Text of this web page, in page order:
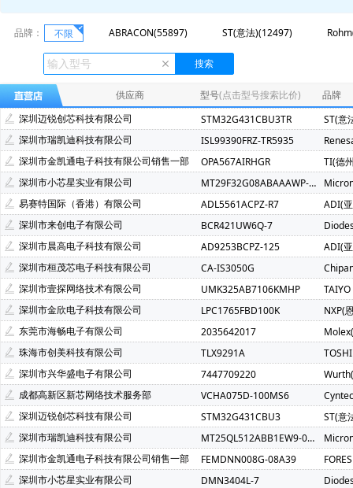
品牌： 不限 ABRACON(55897) ST(意法)(12497)
Ecliptek(507)
TOSHIBA(东芝)(400)
XLSEMI(芯龙)(185)
Renesas(瑞萨)(162)
Mindmotion(灵动微)(72)
JST(日压)(70)
Cyntec(乾坤
Infineon(英飞凌)(49)
Hisilicon(海思)(40)
Cachip(锦锐
SGMICRO(圣邦微)(34)
Cypress(赛普拉斯)(31)
Brightking(台湾君耀)(22)
MotorComm(裕太微)(22)
SILICON LABS(芯科)(20)
RUNIC(润石)(19)
Chiplntelli(
LOWPOWER(微源半导体)(14)
HED(华大电子)(13)
X-
XILINX(赛灵思)(10)
Nuvoton(新唐)(9)
WALTER(华德)(9)
SAMSUNG(三星)(7)
BERYL(绿宝石)(7)
ORIENTAL
YXC(扬兴晶振)(5)
STE(松田)(5)
Geehy(珠海极海)(5)
Wayon(上海维安)(3)
Maxlinear(迈凌)(3)
Qorvo(威讯联
Chinamobile(中移物联网)(3)
BYD(比亚迪)(3)
HDSC(华
fangtek(方泰)(2)
KINETIC(芯凯)(2)
Littelfuse(力特)(2)
TXC(晶技)(2)
e2v technologies(2)
Astrodyne TDI
Joulwatt(杰华特)(2)
SOUTHCHIP(南芯)(2)
CXMT(长鑫
Atmel(爱特梅尔)(1)
Avago(安华高)(1)
BELLING(上海贝
C&K Components(1)
Everest-semi(顺芯)(1)
ECS Inc(1)
INTEL(英特尔)(1)
IXYS(艾赛斯)(1)
Lattice(莱迪斯)(1)
PULSE ELECTRONICS(1)
Rubycon(红宝石)(1)
U-BLOX(
供应商 型号(点击型号搜索比价)
品牌
深圳迈锐创芯科技有限公司
STM32G431CBU3TR
ST(意
深圳市瑞凯迪科技有限公司
ISL99390FRZ-TR5935
深圳市金凯通电子科技有限公司销售一部
OPA567AIRHGR
TI(德
深圳市小芯星实业有限公司
MT29F32G08ABAAAWP-ITZ:A
易赛特国际（香港）有限公司
ADL5561ACPZ-R7
ADI(
深圳市来创电子有限公司
BCR421UW6Q-7
深圳市晨高电子科技有限公司
AD9253BCPZ-125
ADI(
深圳市桓茂芯电子科技有限公司
CA-IS3050G
深圳市壹探网络技术有限公司
UMK325AB7106KMHP
深圳市金欣电子科技有限公司
LPC1765FBD100K
NXP(
东莞市海畅电子有限公司
2035642017
珠海市创美科技有限公司
TLX9291A
深圳市兴华盛电子有限公司
7447709220
成都高新区新芯网络技术服务部
VCHA075D-100MS6
深圳迈锐创芯科技有限公司
STM32G431CBU3
ST(意
深圳市瑞凯迪科技有限公司
MT25QL512ABB1EW9-0SIT
深圳市金凯通电子科技有限公司销售一部
FEMDNN008G-08A39
深圳市小芯星实业有限公司
DMN3404L-7